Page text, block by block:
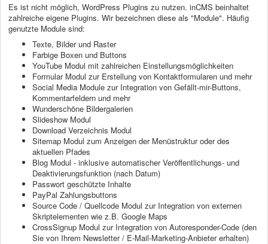
Es ist nicht möglich, WordPress Plugins zu nutzen. inCMS beinhaltet
zahlreiche eigene Plugins. Wir bezeichnen diese als "Module". Häufig
genutzte Module sind:
Texte, Bilder und Raster
Farbige Boxen und Buttons
YouTube Modul mit zahlreichen Einstellungsmöglichkeiten
Formular Modul zur Erstellung von Kontaktformularen und mehr
Social Media Module zur Integration von Gefällt-mir-Buttons,
Kommentarfeldern und mehr
Wunderschöne Bildergalerien
Slideshow Modul
Download Verzeichnis Modul
Sitemap Modul zum Anzeigen der Menüstruktur oder des
aktuellen Pfades
Blog Modul - inklusive automatischer Veröffentlichungs- und
Deaktivierungsfunktion (nach Datum)
Passwort geschützte Inhalte
PayPal Zahlungsbuttons
Source Code / Quellcode Modul zur Integration von externen
Skriptelementen wie z.B. Google Maps
CrossSignup Modul zur Integration von Autoresponder-Code (den
Sie von Ihrem Newsletter / E-Mail-Marketing-Anbieter erhalten)